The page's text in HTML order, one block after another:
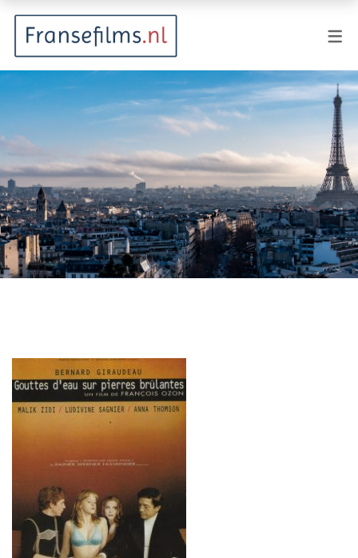
Animatie
Documentaire
Drama
Fantasy
Horror
Misdaad
Musical
Romantische komedie
Thriller